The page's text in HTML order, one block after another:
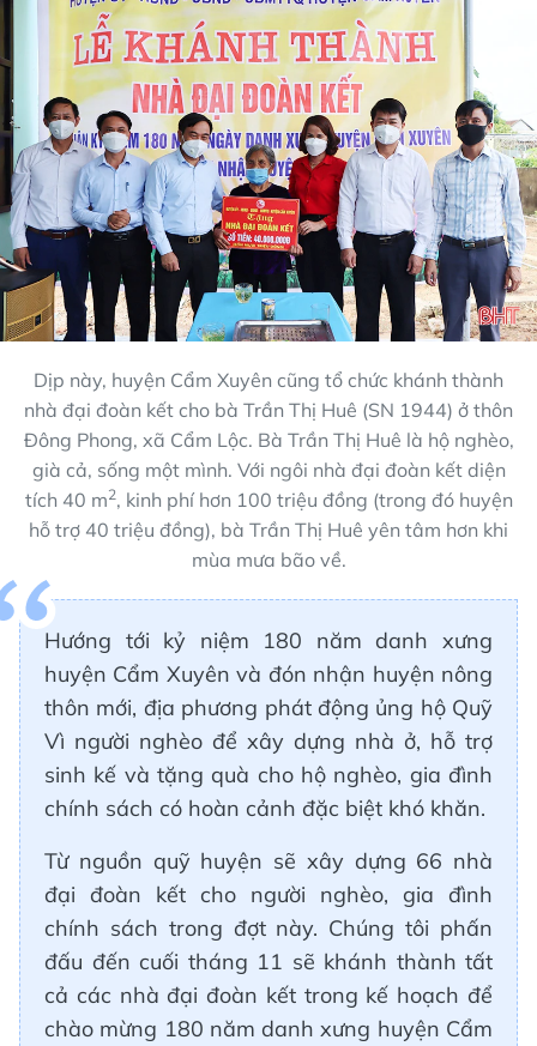
Dịp này, huyện Cẩm Xuyên cũng tổ chức khánh thành
nhà đại đoàn kết cho bà Trần Thị Huê (SN 1944) ở thôn
Đông Phong, xã Cẩm Lộc. Bà Trần Thị Huê là hộ nghèo,
già cả, sống một mình. Với ngôi nhà đại đoàn kết diện
tích 40 m2, kinh phí hơn 100 triệu đồng (trong đó huyện
hỗ trợ 40 triệu đồng), bà Trần Thị Huê yên tâm hơn khi
mùa mưa bão về.
Hướng tới kỷ niệm 180 năm danh xưng
huyện Cẩm Xuyên và đón nhận huyện nông
thôn mới, địa phương phát động ủng hộ Quỹ
Vì người nghèo để xây dựng nhà ở, hỗ trợ
sinh kế và tặng quà cho hộ nghèo, gia đình
chính sách có hoàn cảnh đặc biệt khó khăn.
Từ nguồn quỹ huyện sẽ xây dựng 66 nhà
đại đoàn kết cho người nghèo, gia đình
chính sách trong đợt này. Chúng tôi phấn
đấu đến cuối tháng 11 sẽ khánh thành tất
cả các nhà đại đoàn kết trong kế hoạch để
chào mừng 180 năm danh xưng huyện Cẩm